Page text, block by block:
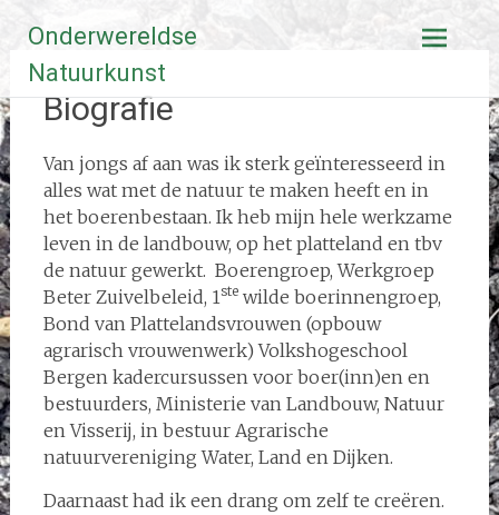
naar
inhoud
Onderwereldse
Natuurkunst
Biografie
Van jongs af aan was ik sterk geïnteresseerd in
alles wat met de natuur te maken heeft en in
het boerenbestaan. Ik heb mijn hele werkzame
leven in de landbouw, op het platteland en tbv
de natuur gewerkt. Boerengroep, Werkgroep
Beter Zuivelbeleid, 1stewilde boerinnengroep,
Bond van Plattelandsvrouwen (opbouw
agrarisch vrouwenwerk) Volkshogeschool
Bergen kadercursussen voor boer(inn)en en
bestuurders, Ministerie van Landbouw, Natuur
en Visserij, in bestuur Agrarische
natuurvereniging Water, Land en Dijken.
Daarnaast had ik een drang om zelf te creëren.